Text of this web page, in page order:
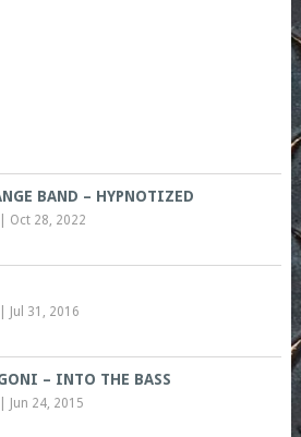
BAND – HYPNOTIZED
Oct 28, 2022
Jul 31, 2016
– INTO THE BASS
Jun 24, 2015